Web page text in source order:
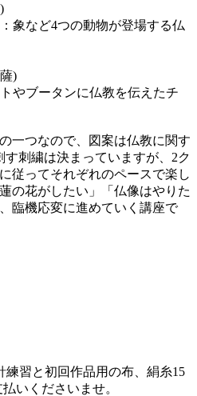
象など4つの動物が登場する仏
)
やブータンに仏教を伝えたチ
⼀つなので、図案は仏教に関す
刺繍は決まっていますが、2ク
従ってそれぞれのペースで楽し
の花がしたい」「仏像はやりた
臨機応変に進めていく講座で
練習と初回作品用の布、絹糸15
いくださいませ。